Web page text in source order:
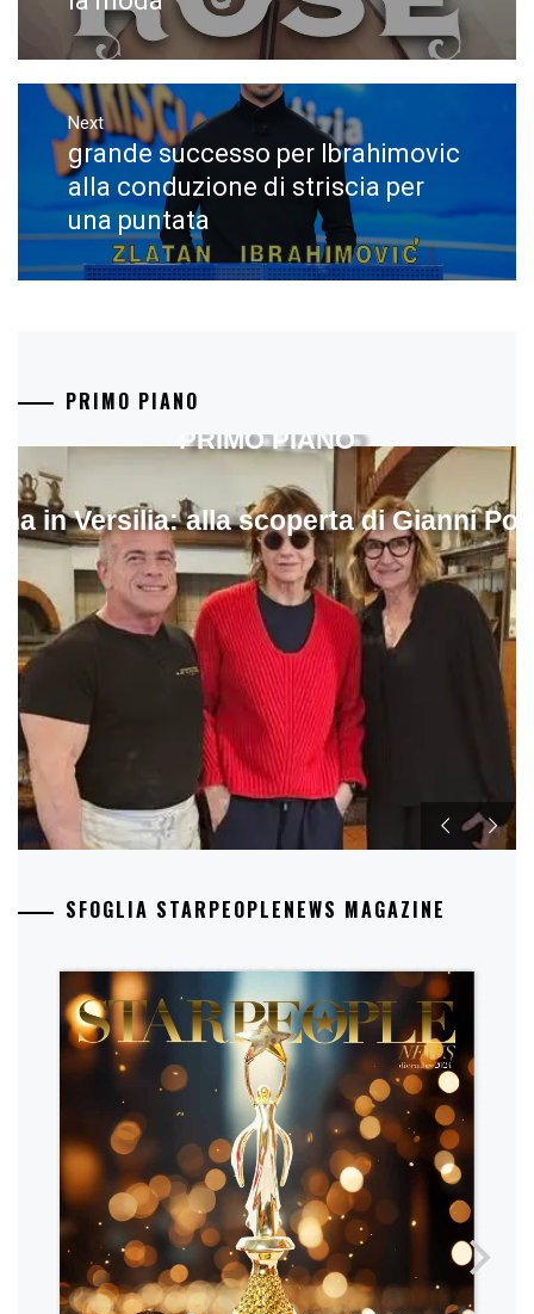
Next
Next
post:
grande successo per Ibrahimovic
alla conduzione di striscia per
una puntata
PRIMO PIANO
in Versilia: alla scoperta di Gianni
PRIMO PIANO
SFOGLIA STARPEOPLENEWS MAGAZINE